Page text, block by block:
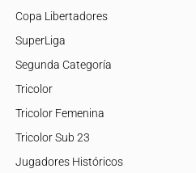
Copa Libertadores
SuperLiga
Segunda Categoría
Tricolor
Tricolor Femenina
Tricolor Sub 23
Jugadores Históricos